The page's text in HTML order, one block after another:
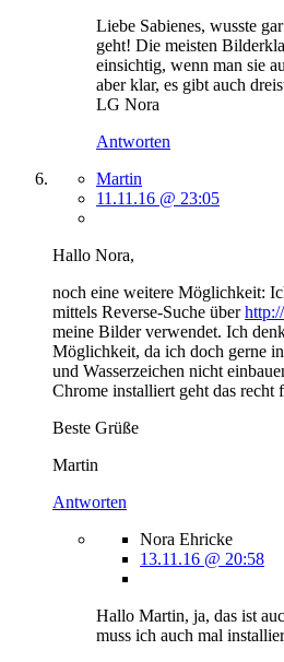
Liebe Sabienes, wusste
geht! Die meisten
einsichtig, wenn man sie
aber klar, es gibt auch
LG Nora
Antworten
Martin
11.11.16 @ 23:05
Hallo Nora,
noch eine weitere Möglichkeit:
mittels Reverse-Suche über
meine Bilder verwendet. Ich
Möglichkeit, da ich doch gerne
und Wasserzeichen nicht
Chrome installiert geht das
Beste Grüße
Martin
Antworten
Nora Ehricke
13.11.16 @ 20:58
Hallo Martin, ja, das ist
muss ich auch mal